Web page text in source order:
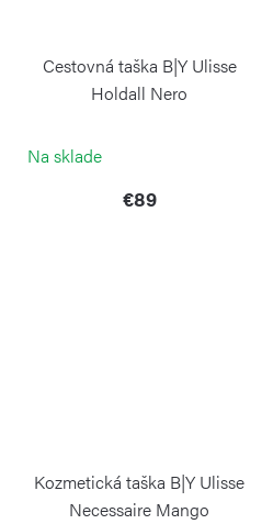
Cestovná taška B|Y Ulisse
Holdall Nero
Na sklade
€89
Kozmetická taška B|Y Ulisse
Necessaire Mango